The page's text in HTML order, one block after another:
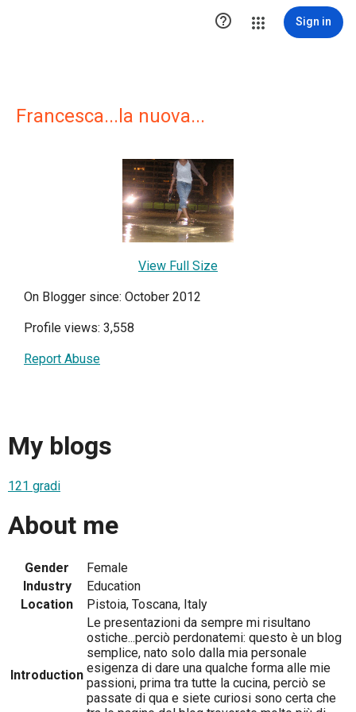
 Sign in
Francesca...la nuova...
View Full Size
On Blogger since: October 2012
Profile views: 3,558
Report Abuse
My blogs
121 gradi
About me
Gender
Female
Industry
Education
Location
Pistoia, Toscana, Italy
Introduction
Le presentazioni da sempre mi risultano
ostiche...perciò perdonatemi: questo è un blog
semplice, nato solo dalla mia personale
esigenza di dare una qualche forma alle mie
passioni, prima tra tutte la cucina, perciò se
passate di qua e siete curiosi sono certa che